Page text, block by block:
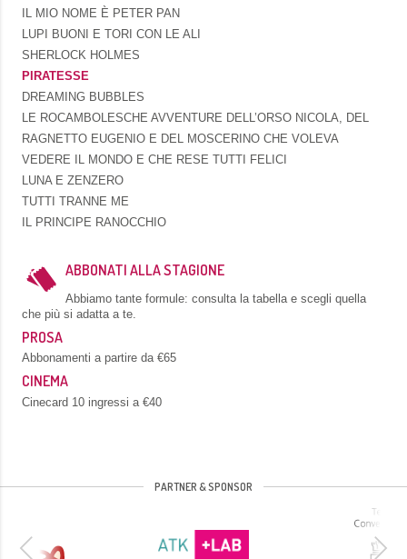
IL MIO NOME È PETER PAN
LUPI BUONI E TORI CON LE ALI
SHERLOCK HOLMES
PIRATESSE
DREAMING BUBBLES
LE ROCAMBOLESCHE AVVENTURE DELL’ORSO NICOLA, DEL
RAGNETTO EUGENIO E DEL MOSCERINO CHE VOLEVA
VEDERE IL MONDO E CHE RESE TUTTI FELICI
LUNA E ZENZERO
TUTTI TRANNE ME
IL PRINCIPE RANOCCHIO
ABBONATI ALLA STAGIONE
Abbiamo tante formule: consulta la tabella e scegli quella
che più si adatta a te.
PROSA
Abbonamenti a partire da €65
CINEMA
Cinecard 10 ingressi a €40
PARTNER & SPONSOR